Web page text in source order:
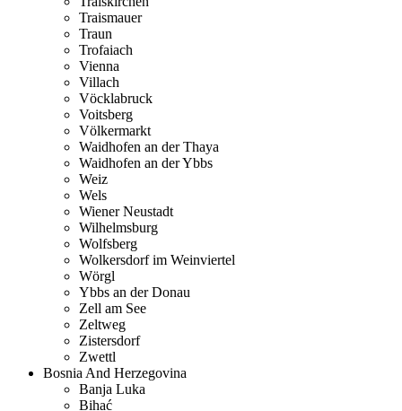
Traismauer
Traun
Trofaiach
Vienna
Villach
Vöcklabruck
Voitsberg
Völkermarkt
Waidhofen an der Thaya
Waidhofen an der Ybbs
Weiz
Wels
Wiener Neustadt
Wilhelmsburg
Wolfsberg
Wolkersdorf im Weinviertel
Wörgl
Ybbs an der Donau
Zell am See
Zeltweg
Zistersdorf
Zwettl
Bosnia And Herzegovina
Banja Luka
Bihać